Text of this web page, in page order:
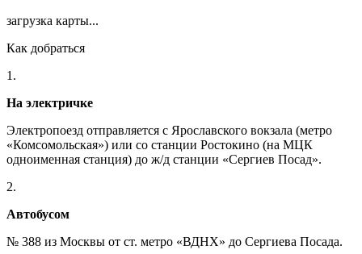
загрузка карты...
Как добраться
1.
На электричке
Электропоезд отправляется с Ярославского вокзала (метро
«Комсомольская») или со станции Ростокино (на МЦК
одноименная станция) до ж/д станции «Сергиев Посад».
2.
Автобусом
№ 388 из Москвы от ст. метро «ВДНХ» до Сергиева Посада.